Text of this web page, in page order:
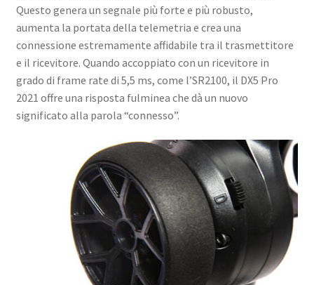
Questo genera un segnale più forte e più robusto,
aumenta la portata della telemetria e crea una
connessione estremamente affidabile tra il trasmettitore
e il ricevitore. Quando accoppiato con un ricevitore in
grado di frame rate di 5,5 ms, come l’SR2100, il DX5 Pro
2021 offre una risposta fulminea che dà un nuovo
significato alla parola “connesso”.